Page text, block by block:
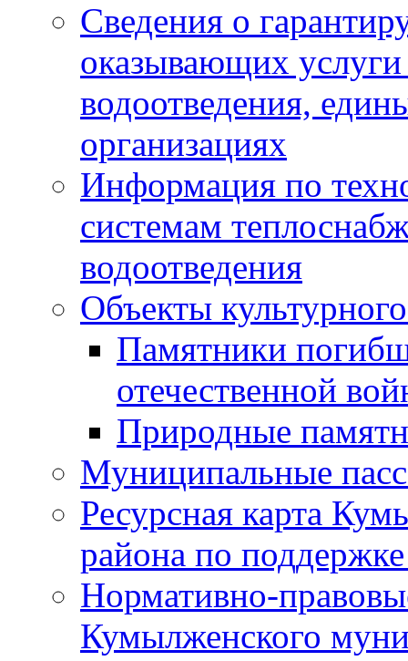
Сведения о
оказывающих
водоотведения,
организациях
Информация по
системам
водоотведения
Объекты
Памятники
отечественной
Природные
Муниципальные
Ресурсная карта
района по
Нормативно-
Кумылженского